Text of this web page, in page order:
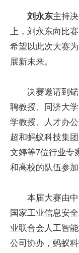
刘永东主持
上，刘永东向比
希望以此次大赛
展新未来。
决赛邀请到
聘教授、同济大
学教授、人才办
超和蚂蚁科技集
文婷等7位行业专
和高校的队伍参加
本届大赛由
国家工业信息安
业联合会人工智
公司协办，蚂蚁